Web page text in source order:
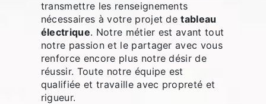
transmettre les renseignements
nécessaires à votre projet detableau
électrique. Notre métier est avant tout
notre passion et le partager avec vous
renforce encore plus notre désir de
réussir. Toute notre équipe est
qualifiée et travaille avec propreté et
rigueur.